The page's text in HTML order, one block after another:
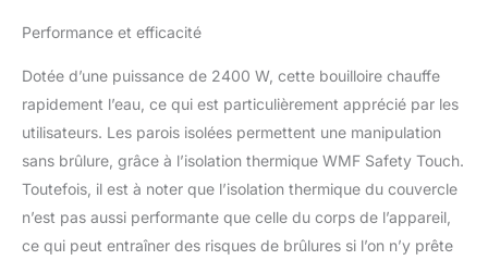
Ouverture pratique du
couvercle d'une seule
main sur simple pression
d'un bouton Bouilloire
sans fil avec base
d'appareil séparée avec
enrouleur de câble. Filtre
à eau à la chaux
amovible et lavable Type
Performance et efficacité
Dotée d’une puissance de 2400 W, cette bouilloire chauffe
rapidement l’eau, ce qui est particulièrement apprécié par les
utilisateurs. Les parois isolées permettent une manipulation
sans brûlure, grâce à l’isolation thermique WMF Safety Touch.
Toutefois, il est à noter que l’isolation thermique du couvercle
n’est pas aussi performante que celle du corps de l’appareil,
ce qui peut entraîner des risques de brûlures si l’on n’y prête